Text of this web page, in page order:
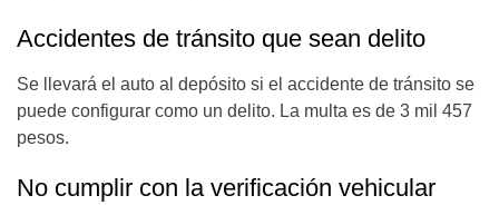
Accidentes de tránsito que sean delito
Se llevará el auto al depósito si el accidente de tránsito se
puede configurar como un delito. La multa es de 3 mil 457
pesos.
No cumplir con la verificación vehicular